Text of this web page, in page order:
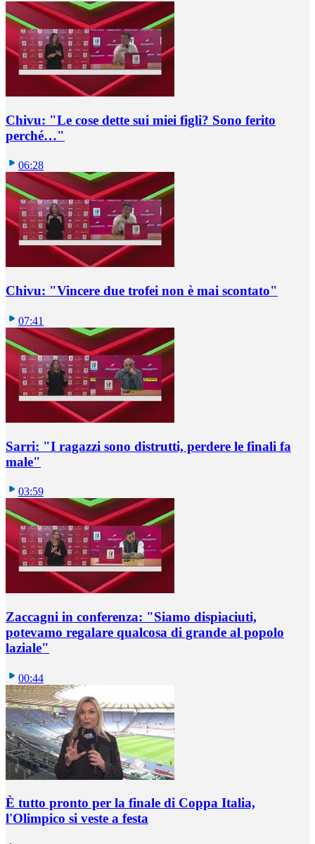
Chivu: "Le cose dette sui miei figli? Sono ferito
perché…"
06:28
Chivu: "Vincere due trofei non è mai scontato"
07:41
Sarri: "I ragazzi sono distrutti, perdere le finali fa
male"
03:59
Zaccagni in conferenza: "Siamo dispiaciuti,
potevamo regalare qualcosa di grande al popolo
laziale"
00:44
È tutto pronto per la finale di Coppa Italia,
l'Olimpico si veste a festa